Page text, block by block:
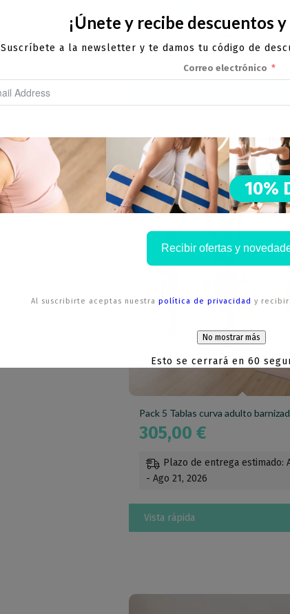
- Ago 21, 2026
Pack 5 Tablas curva adulto
305,00 €
Plazo de entrega estimado:
- Ago 21, 2026
Vista rápida
¡Únete y recibe descuentos
Suscríbete a la newsletter y te damos tu código de
Correo electrónico
10%
Recibir ofertas y
Al suscribirte aceptas nuestrapolítica de privacidad y
No mostrar más
Esto se cerrará en59